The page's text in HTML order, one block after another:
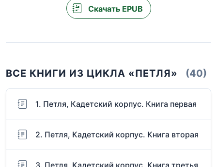
Скачать EPUB
ВСЕ КНИГИ ИЗ ЦИКЛА «ПЕТЛЯ» (40)
1. Петля, Кадетский корпус. Книга первая
2. Петля, Кадетский корпус. Книга вторая